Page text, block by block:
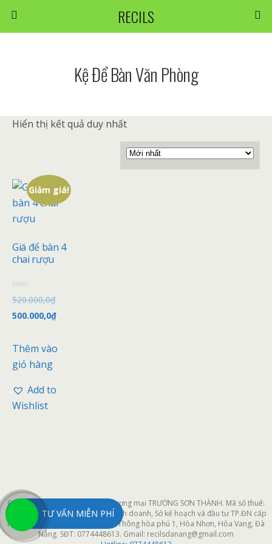
RECILS
Kệ Để Bàn Văn Phòng
Hiển thị kết quả duy nhất
Giảm giá!
Giá để bàn 4
chai rượu
Đ
ư
ợ
c
p
h
n
5
a
520.000,0₫
500.000,0₫
Thêm vào
giỏ hàng
Add to
Wishlist
Công ty cổ phần xây dựng và thương mại TRƯỜNG SƠN THÀNH. Mã số thuế:
0401964611 do Phòng đăng ký kinh doanh, Sở kế hoạch và đầu tư TP.ĐN cấp
ngày 25/03/2019. Địa chỉ xưởng: Thông hòa phú 1, Hòa Nhơn, Hòa Vang, Đà
Nẵng. SĐT: 0774448613. Gmail: recilsdanang@gmail.com
TƯ VẤN MIỄN PHÍ